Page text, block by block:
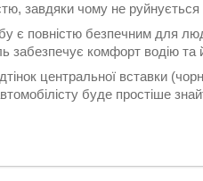
завдяки чому не
є повністю безпечним для
забезпечує комфорт водію та
центральної вставки
буде простіше